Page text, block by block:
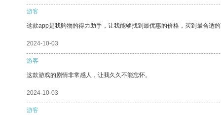
游客
这款app是我购物的得力助手，让我能够找到最优惠的价格，买到最合适
2024-10-03
游客
这款游戏的剧情非常感人，让我久久不能忘怀。
2024-10-03
游客